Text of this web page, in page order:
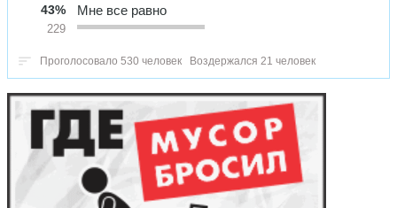
43%
229
Мне все равно
Проголосовало 530 человек Воздержался 21 человек